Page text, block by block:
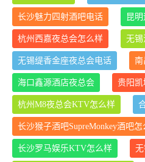
长沙魅力四射酒吧电话 昆
杭州西嘉夜总会怎么样 无
无锡缇香金座夜总会电话 南
海口鑫源酒店夜总会 贵阳
杭州M8夜总会KTV怎么样
长沙猴子酒吧SupreMonkey酒吧怎
长沙罗马娱乐KTV怎么样